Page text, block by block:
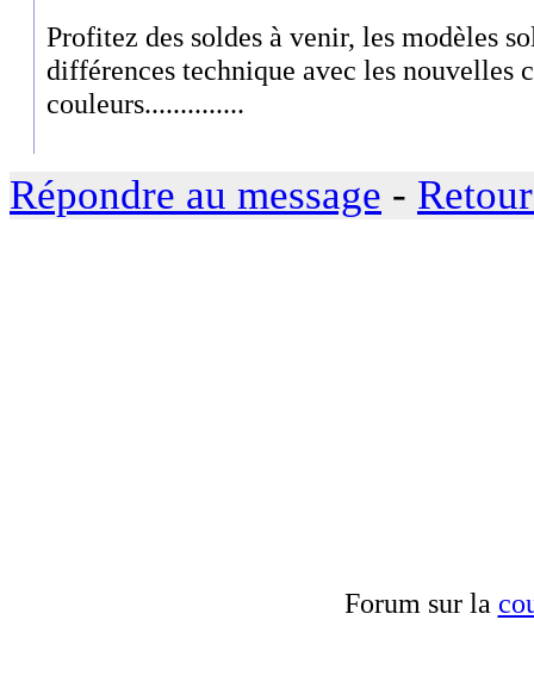
Profitez des soldes à venir, les modèles
différences technique avec les nouvelles
couleurs..............
Répondre au message -
Forum sur la